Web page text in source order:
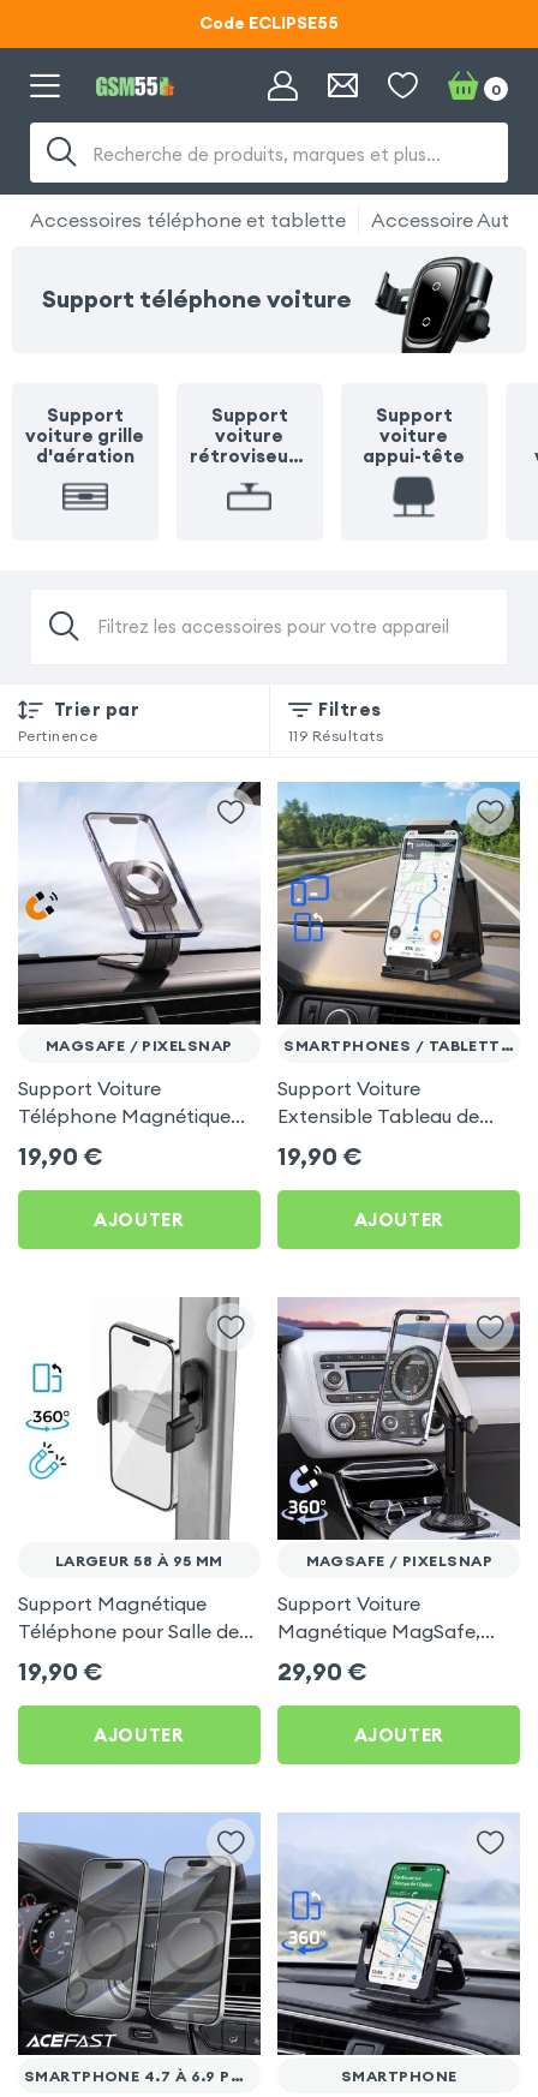
Code ECLIPSE55
Lunettes d'éclipse OFFERTES
Recherche de produits, marques et plus…
0
Accessoires téléphone et tablette Accessoire Auto
Support téléphone voiture
Support
voiture grille
d'aération
Support
voiture
rétroviseur /
Support
voiture
appui-tête
Filtrez les accessoires pour votre appareil
Trier par
Pertinence
Filtres
119 Résultats
MAGSAFE / PIXELSNAP
Support Voiture
Téléphone Magnétique
MagSafe pour tableau de
Bord / écran central
19,90 €
AJOUTER
SMARTPHONES / TABLETTES
Support Voiture
Extensible Tableau de
bord / Accoudoir p.
Smartphone et Tablette -
Noir Carbone
19,90 €
AJOUTER
LARGEUR 58 À 95 MM
Support Magnétique
Téléphone pour Salle de
Sport, frigo, voiture -
Rotatif 360° Multi
surfaces
19,90 €
AJOUTER
MAGSAFE / PIXELSNAP
Support Voiture
Magnétique MagSafe,
Fixation Porte-gobelet &
Rotatif à 360°
29,90 €
AJOUTER
SMARTPHONE 4.7 À 6.9 POUCES SMARTPHONE